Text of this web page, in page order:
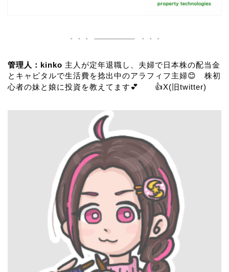
管理人：kinko 主人が定年退職し、夫婦で日本株の配当金
とキャピタルで生活費を捻出中のアラフィフ主婦😊 株初
心者の妹と娘に投資を教えてます💕 👍X(旧twitter)